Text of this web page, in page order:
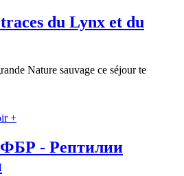
du Lynx et du
Nature sauvage ce séjour te
+
- Рептилии